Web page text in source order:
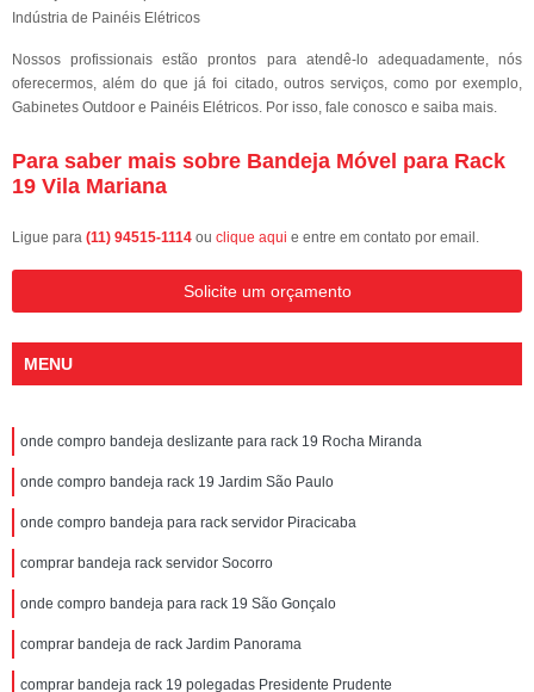
Indústria de Painéis Elétricos
Nossos profissionais estão prontos para atendê-lo adequadamente, nós
oferecermos, além do que já foi citado, outros serviços, como por exemplo,
Gabinetes Outdoor e Painéis Elétricos. Por isso, fale conosco e saiba mais.
Para saber mais sobre Bandeja Móvel para Rack
19 Vila Mariana
Ligue para (11) 94515-1114 ou clique aqui e entre em contato por email.
Solicite um orçamento
MENU
onde compro bandeja deslizante para rack 19 Rocha Miranda
onde compro bandeja rack 19 Jardim São Paulo
onde compro bandeja para rack servidor Piracicaba
comprar bandeja rack servidor Socorro
onde compro bandeja para rack 19 São Gonçalo
comprar bandeja de rack Jardim Panorama
comprar bandeja rack 19 polegadas Presidente Prudente